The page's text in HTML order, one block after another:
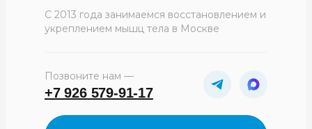
Позвоните нам —
+7 926 579-91-17
С 2013 года занимаемся восстановлением и
укреплением мышц тела в Москве